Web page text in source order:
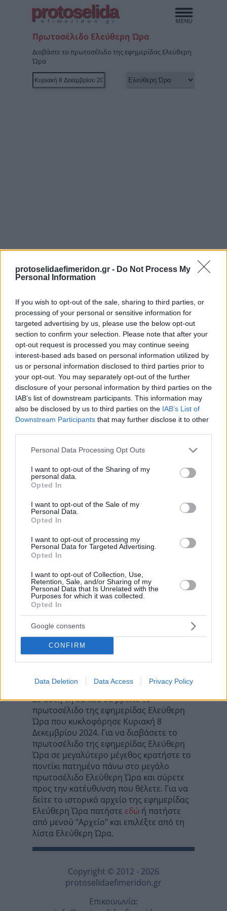
protoselidaefimeridon.gr - Do Not Process My
Personal Information
If you wish to opt-out of the sale, sharing to third parties, or
processing of your personal or sensitive information for
targeted advertising by us, please use the below opt-out
section to confirm your selection. Please note that after your
opt-out request is processed you may continue seeing
interest-based ads based on personal information utilized by
us or personal information disclosed to third parties prior to
your opt-out. You may separately opt-out of the further
disclosure of your personal information by third parties on the
IAB’s list of downstream participants. This information may
also be disclosed by us to third parties on the IAB’s List of
Downstream Participants that may further disclose it to other
Please note that this website/app uses one or more Google
not limited to your visit or usage behaviour. You may click to
grant or deny consent to Google and its third-party tags to
use your data for below specified purposes in below Google
consent section.
Personal Data Processing Opt Outs
I want to opt-out of the Sharing of my
personal data.
Opted In
I want to opt-out of the Sale of my
Personal Data.
Opted In
I want to opt-out of processing my
Personal Data for Targeted Advertising.
Opted In
I want to opt-out of Collection, Use,
Retention, Sale, and/or Sharing of my
Personal Data that Is Unrelated with the
Purposes for which it was collected.
Opted In
Google consents
CONFIRM
Data Deletion Data Access Privacy Policy
protoselida
efimeridon.gr
Πρωτοσέλιδο Ελεύθερη Ώρα
Διαβάστε το πρωτοσέλιδο της εφημερίδας Ελεύθερη
Ώρα
Προηγούμενη
Απογευματινή
Επόμενη
Υπέρβαση News
Προηγούμενη
Απογευματινή
Υπέρβαση News
Τα σχόλια έχουν απενεργοποιηθεί για
Σε αυτή τη σελίδα θα βρείτε το
πρωτοσέλιδο της εφημερίδας Ελεύθερη
Ώρα που κυκλοφόρησε Κυριακή 8
Δεκεμβρίου 2024. Για να διαβάσετε το
πρωτοσέλιδο της εφημερίδας Ελεύθερη
Ώρα σε μεγαλύτερο μέγεθος κρατήστε το
ποντίκι πατημένο πάνω στο μεγάλο
πρωτοσέλιδο Ελεύθερη Ώρα και σύρετε
προς την κατέυθυνση που θέλετε. Για να
δείτε το ιστορικό αρχείο της εφημερίδας
Ελεύθερη Ώρα πατήστε εδώ ή πατήστε
από μενού "Αρχείο" και επιλέξτε από τη
λίστα Ελεύθερη Ώρα.
Copyright © 2012 - 2026
protoselidaefimeridon.gr
Επικοινωνία: